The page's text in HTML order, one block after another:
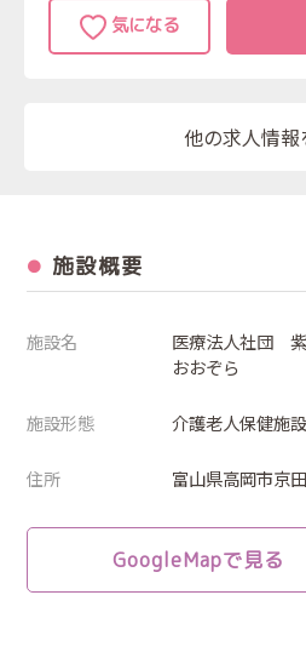
他の求人情報
施設概要
施設名
医療法人社団
おおぞら
施設形態 介護老人保健施設
住所 富山県高岡市京
GoogleMapで見る